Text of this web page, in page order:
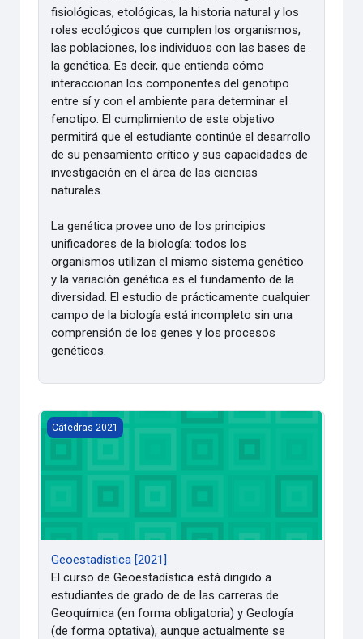
fisiológicas, etológicas, la historia natural y los
roles ecológicos que cumplen los organismos,
las poblaciones, los individuos con las bases de
la genética. Es decir, que entienda cómo
interaccionan los componentes del genotipo
entre sí y con el ambiente para determinar el
fenotipo. El cumplimiento de este objetivo
permitirá que el estudiante continúe el desarrollo
de su pensamiento crítico y sus capacidades de
investigación en el área de las ciencias
naturales.
La genética provee uno de los principios
unificadores de la biología: todos los
organismos utilizan el mismo sistema genético
y la variación genética es el fundamento de la
diversidad. El estudio de prácticamente cualquier
campo de la biología está incompleto sin una
comprensión de los genes y los procesos
genéticos.
Geoestadística [2021]
Cátedras 2021
Geoestadística [2021]
El curso de Geoestadística está dirigido a
estudiantes de grado de de las carreras de
Geoquímica (en forma obligatoria) y Geología
(de forma optativa), aunque actualmente se